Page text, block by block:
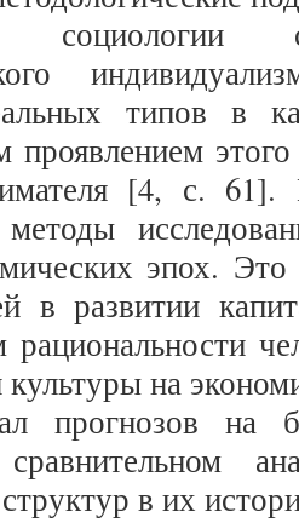
социологии
типов в
[4, с. 61].
методы
эпох.
в развитии
на
прогнозов на
в их